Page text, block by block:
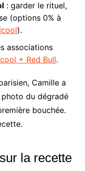
: garder le rituel,
(options 0% à
).
associations
+ Red Bull.
Camille a
du dégradé
bouchée.
la recette